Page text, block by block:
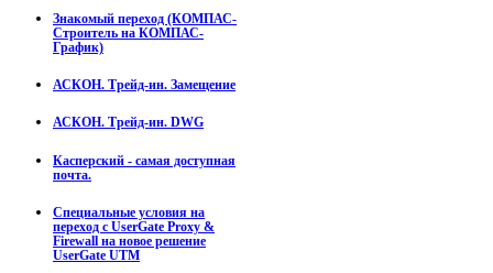
Знакомый переход (КОМПАС-
Строитель на КОМПАС-
График)
АСКОН. Трейд-ин. Замещение
АСКОН. Трейд-ин. DWG
Касперский - самая доступная
почта.
Специальные условия на
переход с UserGate Proxy &
Firewall на новое решение
UserGate UTM